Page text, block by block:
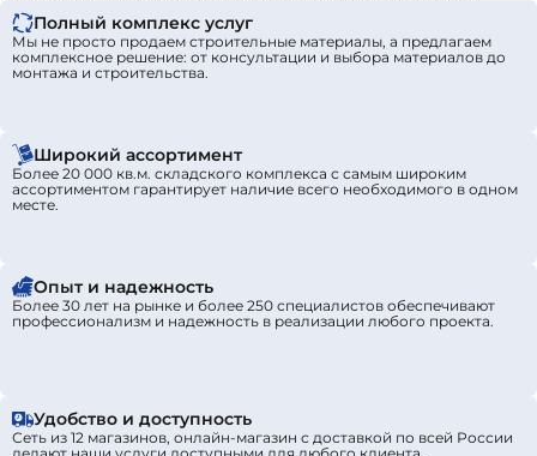
Полный комплекс услуг
Мы не просто продаем строительные материалы, а предлагаем
комплексное решение: от консультации и выбора материалов до
монтажа и строительства.
Широкий ассортимент
Более 20 000 кв.м. складского комплекса с самым широким
ассортиментом гарантирует наличие всего необходимого в одном
месте.
Опыт и надежность
Более 30 лет на рынке и более 250 специалистов обеспечивают
профессионализм и надежность в реализации любого проекта.
Удобство и доступность
Сеть из 12 магазинов, онлайн-магазин с доставкой по всей России